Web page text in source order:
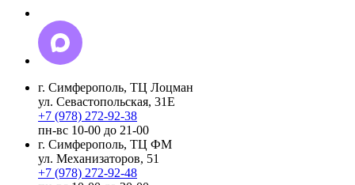
г. Симферополь, ТЦ Лоцман
ул. Севастопольская, 31Е
+7 (978) 272-92-38
пн-вс 10-00 до 21-00
г. Симферополь, ТЦ ФМ
ул. Механизаторов, 51
+7 (978) 272-92-48